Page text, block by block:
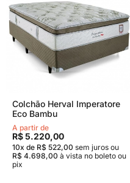
Colchão Herval Imperatore
Eco Bambu
A partir de
R$ 5.220,00
10x de R$ 522,00 sem juros ou
R$ 4.698,00 à vista no boleto ou
pix